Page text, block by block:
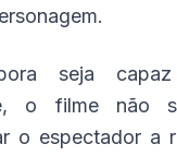
seja
o filme
não
o espectador a